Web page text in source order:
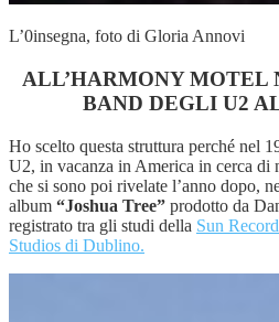
L’0insegna, foto di Gloria Annovi
ALL’HARMONY MOTEL
BAND DEGLI U2
Ho scelto questa struttura perché nel
U2, in vacanza in America in cerca di
che si sono poi rivelate l’anno dopo,
album “Joshua Tree” prodotto da
registrato tra gli studi della Sun
Studios di Dublino.